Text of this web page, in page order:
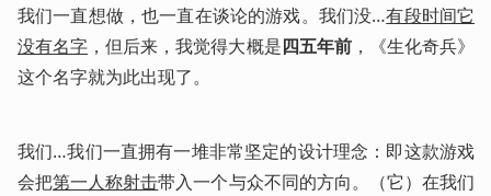
我们一直想做，也一直在谈论的游戏。我们没…有段时间它
没有名字 ，但后来，我觉得大概是四五年前，《生化奇兵》
这个名字就为此出现了。
我们…我们一直拥有一堆非常坚定的设计理念：即这款游戏
会把第一人称射击带入一个与众不同的方向。（它）在我们